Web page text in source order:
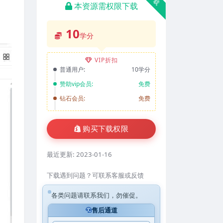
本资源需权限下载
10学分
VIP折扣
普通用户:
10学分
赞助vip会员:
免费
钻石会员:
免费
购买下载权限
最近更新: 2023-01-16
下载遇到问题？可联系客服或反馈
各类问题请联系我们，勿催促。
售后通道